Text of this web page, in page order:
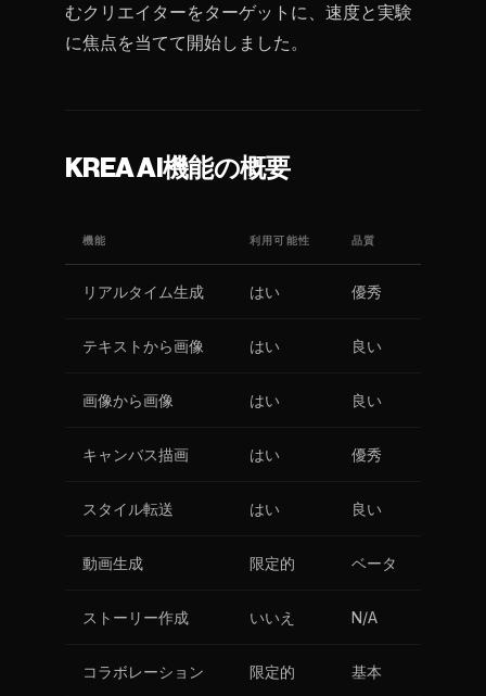
むクリエイターをターゲットに、速度と実験
に焦点を当てて開始しました。
KREA AI機能の概要
機能 利用可能性 品質
リアルタイム生成 はい 優秀
テキストから画像 はい 良い
画像から画像 はい 良い
キャンバス描画 はい 優秀
スタイル転送 はい 良い
動画生成 限定的 ベータ
ストーリー作成 いいえ N/A
コラボレーション 限定的 基本